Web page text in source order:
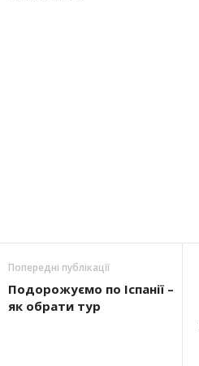
Попередні публікації
Подорожуємо по Іспанії –
як обрати тур